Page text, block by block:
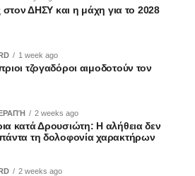
στον ΔΗΣΥ και η μάχη για το 2028
1 week ago
τζογαδόροι αιμοδοτούν τον
2 weeks ago
κατά Δρουσιώτη: Η αλήθεια δεν
τη δολοφονία χαρακτήρων
2 weeks ago